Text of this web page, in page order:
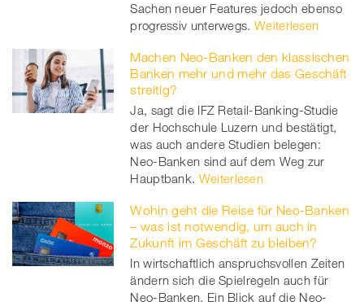
Sachen neuer Features jedoch ebenso
progressiv unterwegs. Weiterlesen
Machen Neo-Banken den klassischen
Banken mehr und mehr das Geschäft
streitig?
Ja, sagt die IFZ Retail-Banking-Studie
der Hochschule Luzern und bestätigt,
was auch andere Studien belegen:
Neo-Banken sind auf dem Weg zur
Hauptbank. Weiterlesen
Wohin geht die Reise für Neo-Banken
– was ist notwendig, um auch in
Zukunft im Geschäft zu bleiben?
In wirtschaftlich anspruchsvollen Zeiten
ändern sich die Spielregeln auch für
Neo-Banken. Ein Blick auf die Neo-